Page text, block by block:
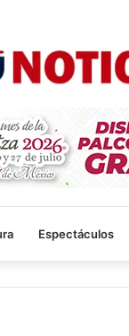
Espectáculos